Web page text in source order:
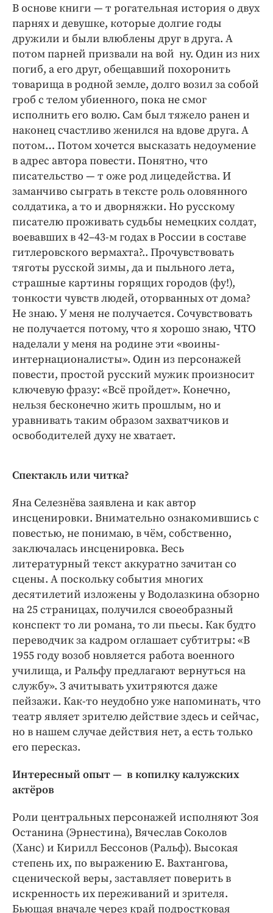
В основе книги — т рогательная история о двух
парнях и девушке, которые долгие годы
дружили и были влюблены друг в друга. А
потом парней призвали на вой ну. Один из них
погиб, а его друг, обещавший похоронить
товарища в родной земле, долго возил за собой
гроб с телом убиенного, пока не смог
исполнить его волю. Сам был тяжело ранен и
наконец счастливо женился на вдове друга. А
потом… Потом хочется высказать недоумение
в адрес автора повести. Понятно, что
писательство — т оже род лицедейства. И
заманчиво сыграть в тексте роль оловянного
солдатика, а то и дворняжки. Но русскому
писателю проживать судьбы немецких солдат,
воевавших в 42–43-м годах в России в составе
гитлеровского вермахта?.. Прочувствовать
тяготы русской зимы, да и пыльного лета,
страшные картины горящих городов (фу!),
тонкости чувств людей, оторванных от дома?
Не знаю. У меня не получается. Сочувствовать
не получается потому, что я хорошо знаю, ЧТО
наделали у меня на родине эти «воины-
интернационалисты». Один из персонажей
повести, простой русский мужик произносит
ключевую фразу: «Всё пройдет». Конечно,
нельзя бесконечно жить прошлым, но и
уравнивать таким образом захватчиков и
освободителей духу не хватает.
Спектакль или читка?
Яна Селезнёва заявлена и как автор
инсценировки. Внимательно ознакомившись с
повестью, не понимаю, в чём, собственно,
заключалась инсценировка. Весь
литературный текст аккуратно зачитан со
сцены. А поскольку события многих
десятилетий изложены у Водолазкина обзорно
на 25 страницах, получился своеобразный
конспект то ли романа, то ли пьесы. Как будто
переводчик за кадром оглашает субтитры: «В
1955 году возоб новляется работа военного
училища, и Ральфу предлагают вернуться на
службу». З ачитывать ухитряются даже
пейзажи. Как-то неудобно уже напоминать, что
театр являет зрителю действие здесь и сейчас,
но в нашем случае действия нет, а есть только
его пересказ.
Интересный опыт — в копилку калужских
актёров
Роли центральных персонажей исполняют Зоя
Останина (Эрнестина), Вячеслав Соколов
(Ханс) и Кирилл Бессонов (Ральф). Высокая
степень их, по выражению Е. Вахтангова,
сценической веры, заставляет поверить в
искренность их переживаний и зрителя.
Бьющая вначале через край подростковая